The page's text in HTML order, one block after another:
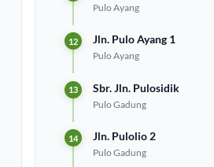
Pulo Ayang
Jln. Pulo Ayang 1
Pulo Ayang
Sbr. Jln. Pulosidik
Pulo Gadung
Jln. Pulolio 2
Pulo Gadung